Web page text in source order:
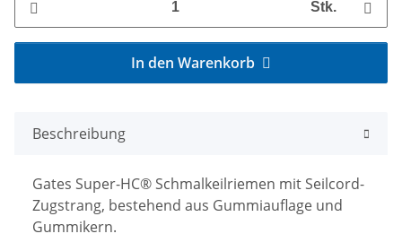
Stk.
In den Warenkorb
Beschreibung
Gates Super-HC® Schmalkeilriemen mit Seilcord-
Zugstrang, bestehend aus Gummiauflage und
Gummikern.